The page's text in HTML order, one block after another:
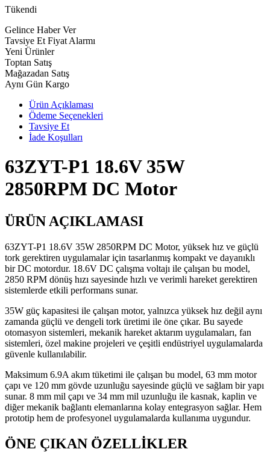
Tükendi
Gelince Haber Ver
Tavsiye Et Fiyat Alarmı
Yeni Ürünler
Toptan Satış
Mağazadan Satış
Aynı Gün Kargo
Ürün Açıklaması
Ödeme Seçenekleri
Tavsiye Et
İade Koşulları
63ZYT-P1 18.6V 35W
2850RPM DC Motor
ÜRÜN AÇIKLAMASI
63ZYT-P1 18.6V 35W 2850RPM DC Motor, yüksek hız ve güçlü
tork gerektiren uygulamalar için tasarlanmış kompakt ve dayanıklı
bir DC motordur. 18.6V DC çalışma voltajı ile çalışan bu model,
2850 RPM dönüş hızı sayesinde hızlı ve verimli hareket gerektiren
sistemlerde etkili performans sunar.
35W güç kapasitesi ile çalışan motor, yalnızca yüksek hız değil aynı
zamanda güçlü ve dengeli tork üretimi ile öne çıkar. Bu sayede
otomasyon sistemleri, mekanik hareket aktarım uygulamaları, fan
sistemleri, özel makine projeleri ve çeşitli endüstriyel uygulamalarda
güvenle kullanılabilir.
Maksimum 6.9A akım tüketimi ile çalışan bu model, 63 mm motor
çapı ve 120 mm gövde uzunluğu sayesinde güçlü ve sağlam bir yapı
sunar. 8 mm mil çapı ve 34 mm mil uzunluğu ile kasnak, kaplin ve
diğer mekanik bağlantı elemanlarına kolay entegrasyon sağlar. Hem
prototip hem de profesyonel uygulamalarda kullanıma uygundur.
ÖNE ÇIKAN ÖZELLİKLER